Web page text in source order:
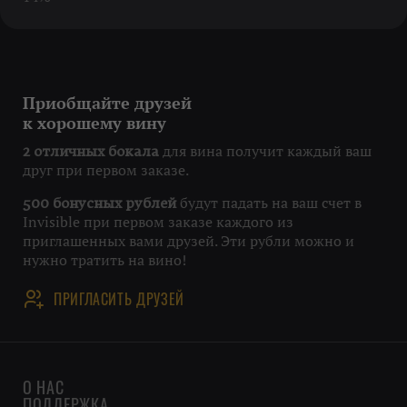
Приобщайте друзей
к хорошему вину
2 отличных бокала для вина получит каждый ваш
друг при первом заказе.
500 бонусных рублей будут падать на ваш счет в
Invisible при первом заказе каждого из
приглашенных вами друзей. Эти рубли можно и
нужно тратить на вино!
ПРИГЛАСИТЬ ДРУЗЕЙ
О НАС